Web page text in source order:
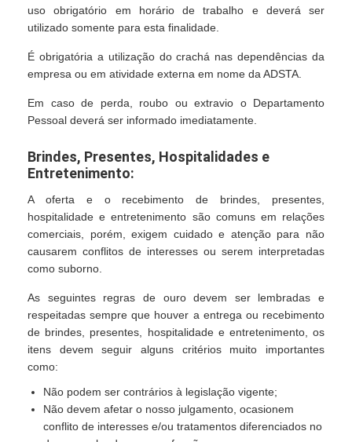
uso obrigatório em horário de trabalho e deverá ser
utilizado somente para esta finalidade.
É obrigatória a utilização do crachá nas dependências da
empresa ou em atividade externa em nome da ADSTA.
Em caso de perda, roubo ou extravio o Departamento
Pessoal deverá ser informado imediatamente.
Brindes, Presentes, Hospitalidades e
Entretenimento:
A oferta e o recebimento de brindes, presentes,
hospitalidade e entretenimento são comuns em relações
comerciais, porém, exigem cuidado e atenção para não
causarem conflitos de interesses ou serem interpretadas
como suborno.
As seguintes regras de ouro devem ser lembradas e
respeitadas sempre que houver a entrega ou recebimento
de brindes, presentes, hospitalidade e entretenimento, os
itens devem seguir alguns critérios muito importantes
como:
Não podem ser contrários à legislação vigente;
Não devem afetar o nosso julgamento, ocasionem
conflito de interesses e/ou tratamentos diferenciados no